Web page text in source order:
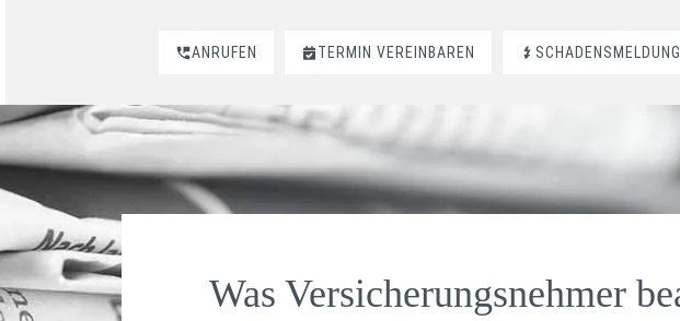
ANRUFEN TERMIN VEREINBAREN SCHADENSMELDUNG
Was Versicherungsnehmer